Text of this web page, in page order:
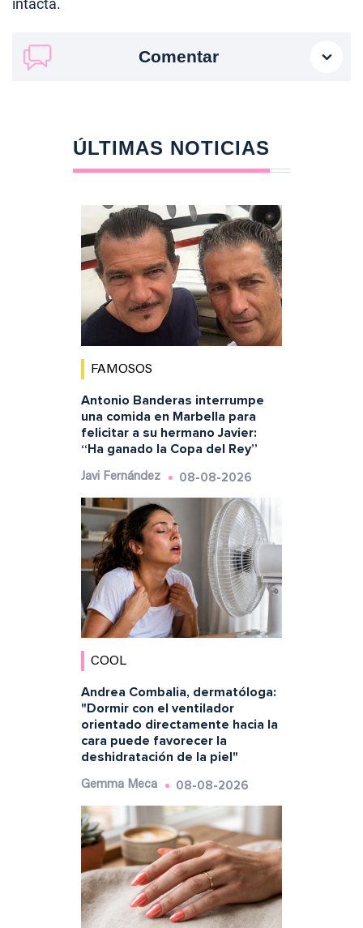
intacta.
Comentar
ÚLTIMAS NOTICIAS
FAMOSOS
Antonio Banderas interrumpe
una comida en Marbella para
felicitar a su hermano Javier:
“Ha ganado la Copa del Rey”
Javi Fernández 08-08-2026
COOL
Andrea Combalia, dermatóloga:
"Dormir con el ventilador
orientado directamente hacia la
cara puede favorecer la
deshidratación de la piel"
Gemma Meca 08-08-2026